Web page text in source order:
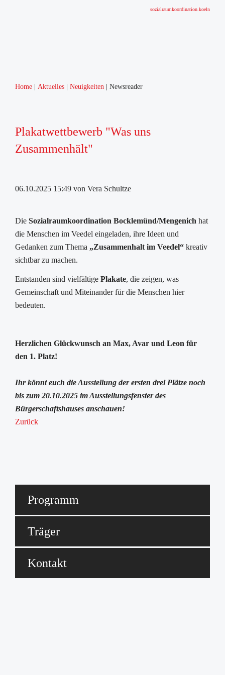
sozialraumkoordination.koeln
Home Aktuelles Neuigkeiten Newsreader
Plakatwettbewerb "Was uns
Zusammenhält"
06.10.2025 15:49 von Vera Schultze
Die Sozialraumkoordination Bocklemünd/Mengenich hat
die Menschen im Veedel eingeladen, ihre Ideen und
Gedanken zum Thema „Zusammenhalt im Veedel“ kreativ
sichtbar zu machen.
Entstanden sind vielfältige Plakate, die zeigen, was
Gemeinschaft und Miteinander für die Menschen hier
bedeuten.
Herzlichen Glückwunsch an Max, Avar und Leon für
den 1. Platz!
Ihr könnt euch die Ausstellung der ersten drei Plätze noch
bis zum 20.10.2025 im Ausstellungsfenster des
Bürgerschaftshauses anschauen!
Zurück
Programm
Träger
Kontakt